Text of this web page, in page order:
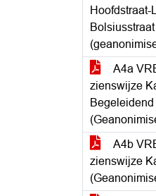
Hoofdstraat-
A4a
zienswijze
A4b
zienswijze